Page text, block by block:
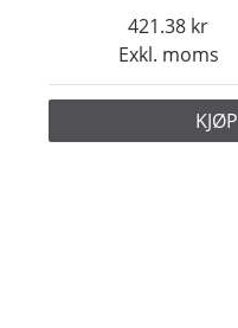
Exkl. moms
421.38
KJØP